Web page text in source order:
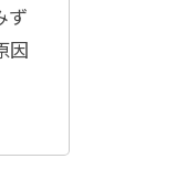
ず
因